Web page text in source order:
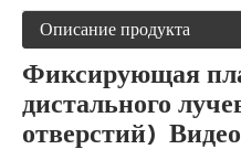
Описание продукта
Фиксирующая
дистального
отверстий) Видео